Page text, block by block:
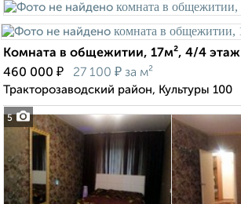
5
Комната в общежитии, 17м², 4/4 этаж
460 000 ₽ 27 100 ₽ за м²
Тракторозаводский район, Культуры 100